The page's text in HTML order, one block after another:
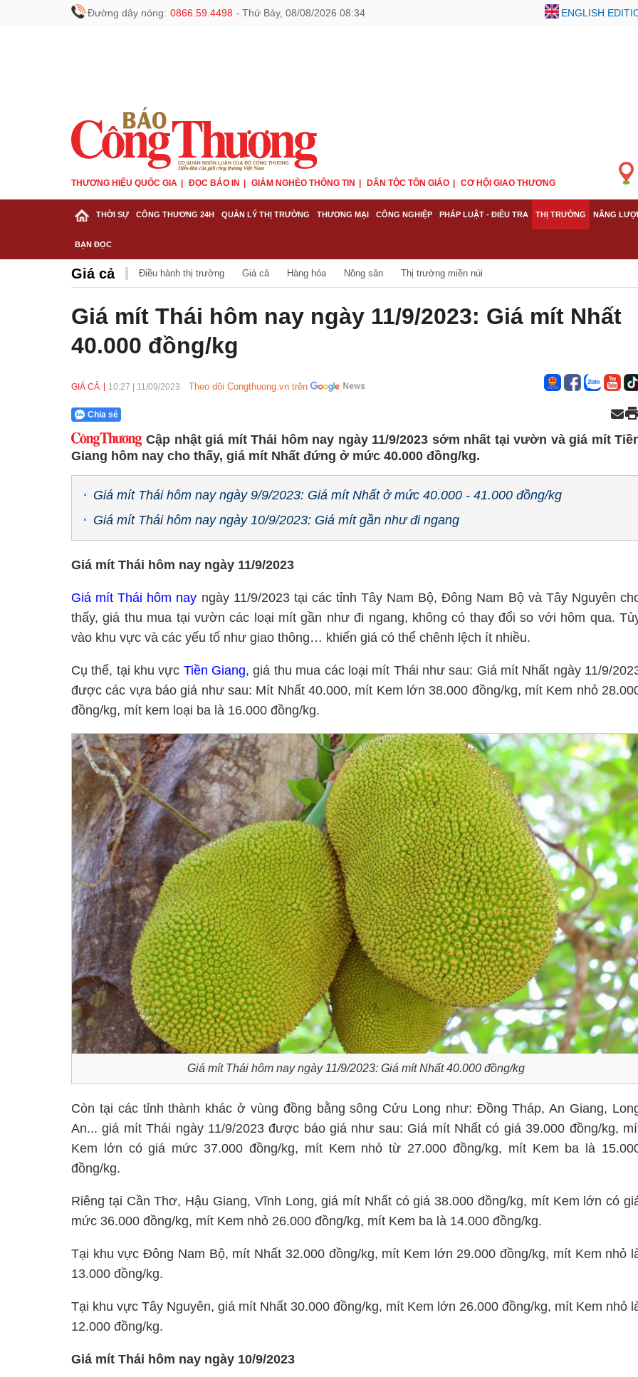
Đường dây nóng: 0866.59.4498 - Thứ Bảy, 08/08/2026 08:34 ENGLISH
THƯƠNG HIỆU QUỐC GIA ĐỌC BÁO IN GIẢM NGHÈO THÔNG TIN DÂN TỘC TÔN GIÁO CƠ HỘI GIAO THƯƠNG
THỜI SỰ CÔNG THƯƠNG 24H QUẢN LÝ THỊ TRƯỜNG THƯƠNG MẠI CÔNG NGHIỆP PHÁP LUẬT - ĐIỀU TRA THỊ TRƯỜNG NĂNG
BẠN ĐỌC
Giá cả Điều hành thị trường Giá cả Hàng hóa Nông sản Thị trường miền núi
Giá mít Thái hôm nay ngày 11/9/2023: Giá mít Nhất
40.000 đồng/kg
GIÁ CẢ 10:27 11/09/2023 Theo dõi Congthuong.vn trên
Chia sẻ
Cập nhật giá mít Thái hôm nay ngày 11/9/2023 sớm nhất tại vườn và giá mít
Giang hôm nay cho thấy, giá mít Nhất đứng ở mức 40.000 đồng/kg.
Giá mít Thái hôm nay ngày 9/9/2023: Giá mít Nhất ở mức 40.000 - 41.000 đồng/kg
Giá mít Thái hôm nay ngày 10/9/2023: Giá mít gần như đi ngang
Giá mít Thái hôm nay ngày 11/9/2023
Giá mít Thái hôm nay ngày 11/9/2023 tại các tỉnh Tây Nam Bộ, Đông Nam Bộ và Tây Nguyên
thấy, giá thu mua tại vườn các loại mít gần như đi ngang, không có thay đổi so với hôm qua.
vào khu vực và các yếu tố như giao thông… khiến giá có thể chênh lệch ít nhiều.
Cụ thể, tại khu vực Tiền Giang, giá thu mua các loại mít Thái như sau: Giá mít Nhất ngày 11/9/
được các vựa báo giá như sau: Mít Nhất 40.000, mít Kem lớn 38.000 đồng/kg, mít Kem nhỏ
đồng/kg, mít kem loại ba là 16.000 đồng/kg.
Giá mít Thái hôm nay ngày 11/9/2023: Giá mít Nhất 40.000 đồng/kg
Còn tại các tỉnh thành khác ở vùng đồng bằng sông Cửu Long như: Đồng Tháp, An Giang,
An... giá mít Thái ngày 11/9/2023 được báo giá như sau: Giá mít Nhất có giá 39.000 đồng/kg,
Kem lớn có giá mức 37.000 đồng/kg, mít Kem nhỏ từ 27.000 đồng/kg, mít Kem ba là
đồng/kg.
Riêng tại Cần Thơ, Hậu Giang, Vĩnh Long, giá mít Nhất có giá 38.000 đồng/kg, mít Kem lớn có
mức 36.000 đồng/kg, mít Kem nhỏ 26.000 đồng/kg, mít Kem ba là 14.000 đồng/kg.
Tại khu vực Đông Nam Bộ, mít Nhất 32.000 đồng/kg, mít Kem lớn 29.000 đồng/kg, mít Kem nhỏ
13.000 đồng/kg.
Tại khu vực Tây Nguyên, giá mít Nhất 30.000 đồng/kg, mít Kem lớn 26.000 đồng/kg, mít Kem nhỏ
12.000 đồng/kg.
Giá mít Thái hôm nay ngày 10/9/2023